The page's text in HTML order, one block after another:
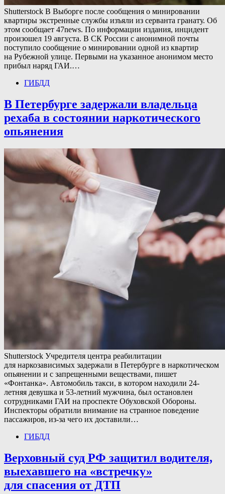
Shutterstock В Выборге после сообщения о минировании
квартиры экстренные службы изъяли из серванта гранату. Об
этом сообщает 47news. По информации издания, инцидент
произошел 19 августа. В СК России с анонимной почты
поступило сообщение о минировании одной из квартир
на Рубежной улице. Первыми на указанное анонимом место
прибыл наряд ГАИ.…
ГИБДД
В Петербурге задержали владельца
рехаба в состоянии наркотического
опьянения
Shutterstock Учредителя центра реабилитации
для наркозависимых задержали в Петербурге в наркотическом
опьянении и с запрещенными веществами, пишет
«Фонтанка». Автомобиль такси, в котором находили 24-
летняя девушка и 53-летний мужчина, был остановлен
сотрудниками ГАИ на проспекте Обуховской Обороны.
Инспекторы обратили внимание на странное поведение
пассажиров, из-за чего их доставили…
ГИБДД
Верховный суд РФ защитил водителя,
выехавшего на «встречку»
для спасения от ДТП